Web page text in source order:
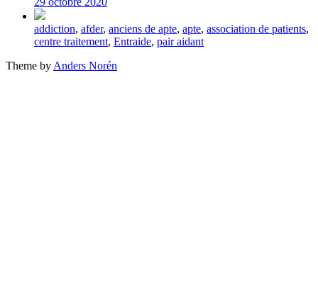
Tagged
with
addiction, afder, anciens de apte, apte, association de patients,
centre traitement, Entraide, pair aidant
Theme by Anders Norén